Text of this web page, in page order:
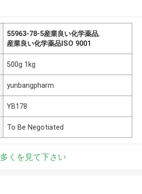
55963-78-5産業良い化学薬品,
産業良い化学薬品ISO 9001
500g 1kg
yunbangpharm
YB178
To Be Negotiated
多くを見て下さい